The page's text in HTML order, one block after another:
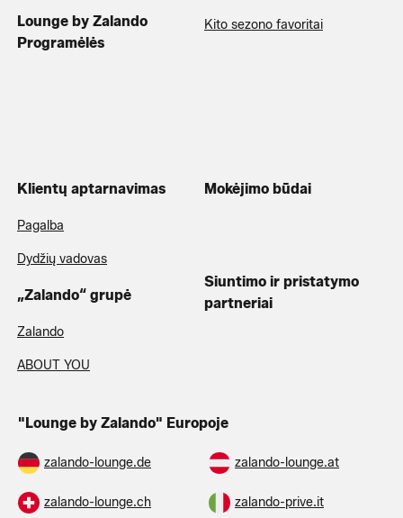
Lounge by Zalando
Programėlės
Kito sezono favoritai
Klientų aptarnavimas
Pagalba
Dydžių vadovas
„Zalando“ grupė
Zalando
ABOUT YOU
Mokėjimo būdai
Siuntimo ir pristatymo
partneriai
"Lounge by Zalando" Europoje
zalando-lounge.de zalando-lounge.at
zalando-lounge.ch zalando-prive.it